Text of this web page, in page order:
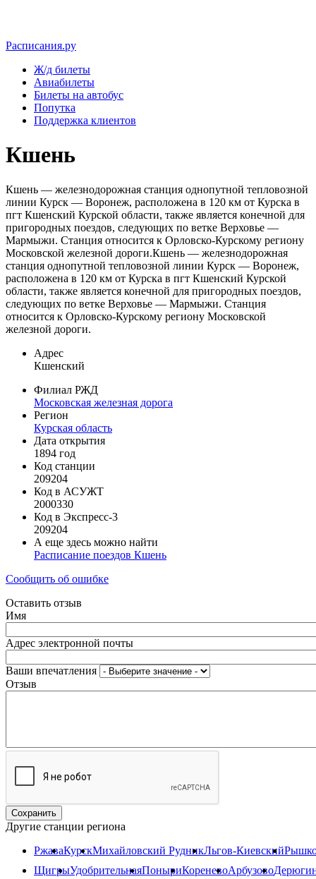
Расписания.ру
Ж/д билеты
Авиабилеты
Билеты на автобус
Попутка
Поддержка клиентов
Кшень
Кшень — железнодорожная станция однопутной тепловозной
линии Курск — Воронеж, расположена в 120 км от Курска в
пгт Кшенский Курской области, также является конечной для
пригородных поездов, следующих по ветке Верховье —
Мармыжи. Станция относится к Орловско-Курскому региону
Московской железной дороги.Кшень — железнодорожная
станция однопутной тепловозной линии Курск — Воронеж,
расположена в 120 км от Курска в пгт Кшенский Курской
области, также является конечной для пригородных поездов,
следующих по ветке Верховье — Мармыжи. Станция
относится к Орловско-Курскому региону Московской
железной дороги.
Адрес
Кшенский
Филиал РЖД
Московская железная дорога
Регион
Курская область
Дата открытия
1894 год
Код станции
209204
Код в АСУЖТ
2000330
Код в Экспресс-3
209204
А еще здесь можно найти
Расписание поездов Кшень
Сообщить об ошибке
Оставить отзыв
Имя
Адрес электронной почты
Ваши впечатления
Отзыв
Другие станции региона
РжаваКурскМихайловский РудникЛьгов-Киевский
ЩигрыУдобрительнаяПоныриКореневоАрбузово